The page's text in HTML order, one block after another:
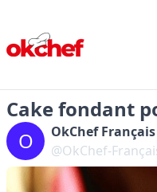
Cake fondant
O
OkChef Français
@OkChef-